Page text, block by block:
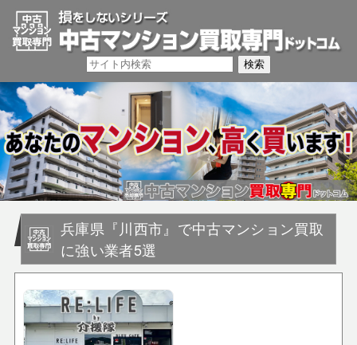
兵庫県『川西市』で中古マンション買取
に強い業者5選